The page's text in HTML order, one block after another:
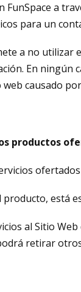
a
para un
a no
En
causado
productos
está
al Sitio
retirar